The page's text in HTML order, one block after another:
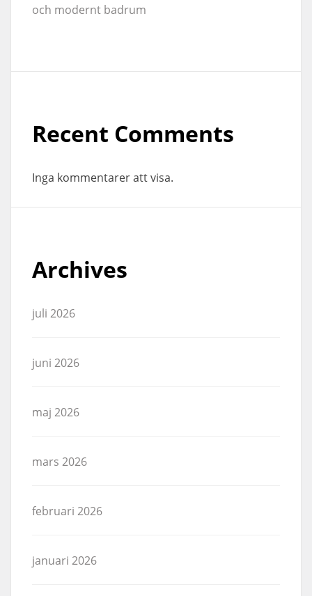
och modernt badrum
Recent Comments
Inga kommentarer att visa.
Archives
juli 2026
juni 2026
maj 2026
mars 2026
februari 2026
januari 2026